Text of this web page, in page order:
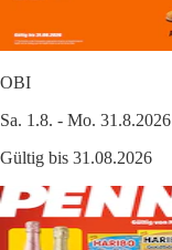
OBI
Sa. 1.8. - Mo. 31.8.2026
Gültig bis 31.08.2026